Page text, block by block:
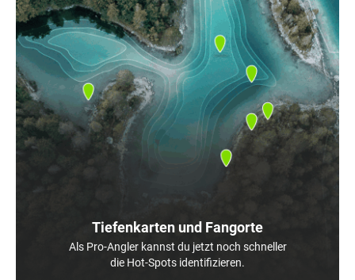
Tiefenkarten und Fangorte
Als Pro-Angler kannst du jetzt noch schneller
die Hot-Spots identifizieren.